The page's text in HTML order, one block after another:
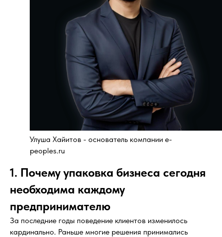
Улуша Хайитов - основатель компании e-
peoples.ru
1. Почему упаковка бизнеса сегодня
необходима каждому
предпринимателю
За последние годы поведение клиентов изменилось
кардинально. Раньше многие решения принимались